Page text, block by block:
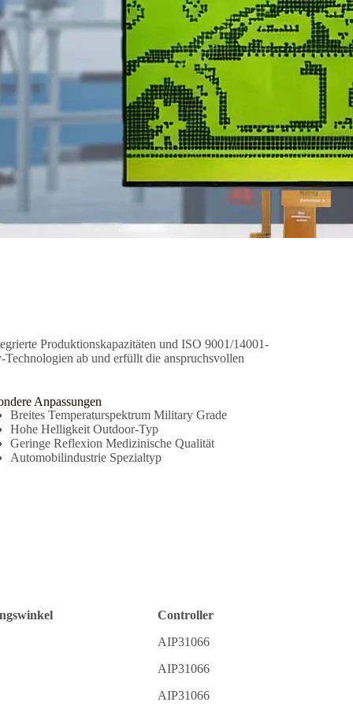
Produktionskapazitäten und ISO 9001/14001-
ab und erfüllt die anspruchsvollen
Anpassungen
Breites Temperaturspektrum Military Grade
Hohe Helligkeit Outdoor-Typ
Geringe Reflexion Medizinische Qualität
Automobilindustrie Spezialtyp
Controller
AIP31066
AIP31066
AIP31066